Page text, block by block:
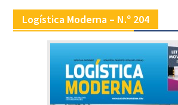
Logística Moderna – N.º 204